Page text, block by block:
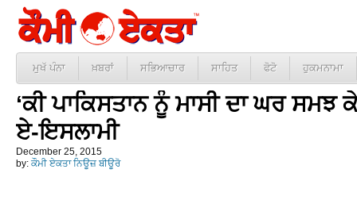
ਮੁਖੱ ਪੰਨਾ ਖ਼ਬਰਾਂ ਸਭਿਆਚਾਰ ਸਾਹਿਤ ਫੋਟੋ ਹੁਕਮਨਾਮਾ
‘ਕੀ ਪਾਕਿਸਤਾਨ ਨੂੰ ਮਾਸੀ ਦਾ ਘਰ
ਏ-ਇਸਲਾਮੀ
December 25, 2015
by: ਕੌਮੀ ਏਕਤਾ ਨਿਊਜ਼ ਬੀਊਰੋ